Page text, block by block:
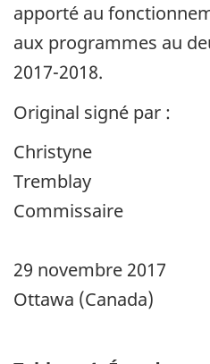
apporté au
aux programmes au
2017-2018.
Original signé par :
Christyne
Tremblay
Commissaire
29 novembre 2017
Ottawa (Canada)